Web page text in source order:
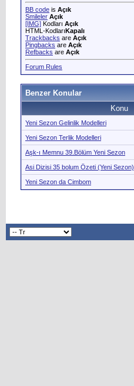
BB code is Açık
Smileler Açık
[IMG] Kodları Açık
HTML-KodlarıKapalı
Trackbacks are Açık
Pingbacks are Açık
Refbacks are Açık
Forum Rules
Benzer Konular
Konu
Yeni Sezon Gelinlik Modelleri
Yeni Sezon Terlik Modelleri
Aşk-ı Memnu 39.Bölüm Yeni Sezon
Asi Dizisi 35 bolum Özeti (Yeni Sezon)
Yeni Sezon da Cimbom